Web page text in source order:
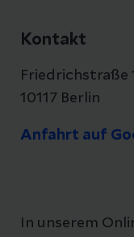
Kontakt
Friedrichstraße
10117 Berlin
Anfahrt auf
In unserem